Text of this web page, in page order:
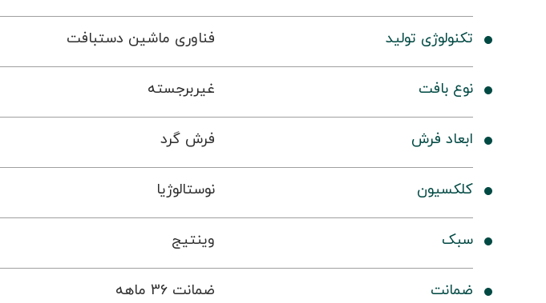
تکنولوژی تولید فناوری ماشین دستبافت
نوع بافت غیربرجسته
ابعاد فرش فرش گرد
کلکسیون نوستالوژیا
سبک وینتیج
ضمانت ضمانت 36 ماهه